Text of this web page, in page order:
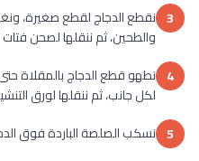
3 نقطع الدجاج لقطع صغيرة،
والطحين، ثم ننقلها لصحن
4
لكل جانب، ثم ننقلها لورق
5 نسكب الصلصة الباردة فوق